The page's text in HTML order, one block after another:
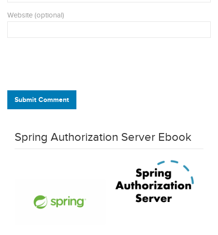
Website (optional)
Submit Comment
Spring Authorization Server Ebook